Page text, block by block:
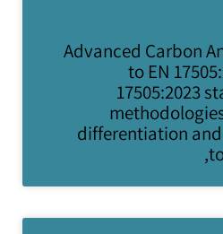
Advanced Carbon
to EN
17505:2023
differentiation